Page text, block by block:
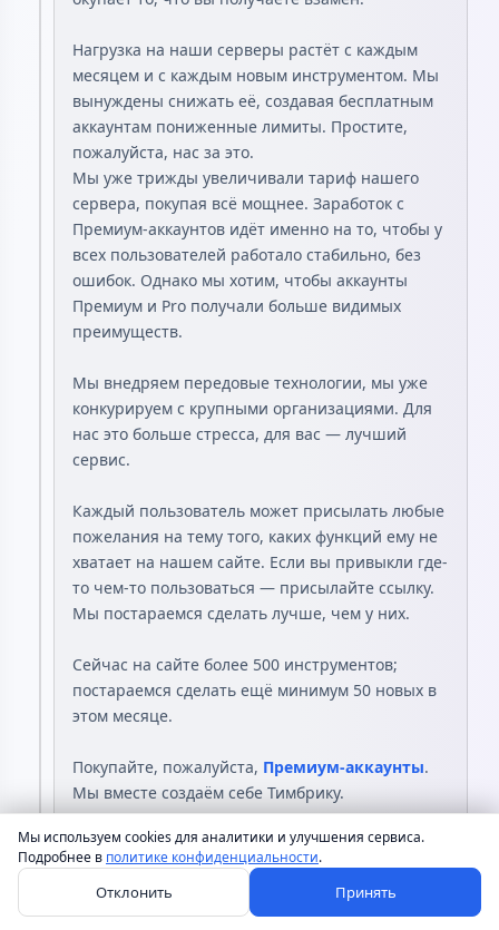
Нагрузка на наши серверы растёт с каждым
месяцем и с каждым новым инструментом. Мы
вынуждены снижать её, создавая бесплатным
аккаунтам пониженные лимиты. Простите,
пожалуйста, нас за это.
Мы уже трижды увеличивали тариф нашего
сервера, покупая всё мощнее. Заработок с
Премиум-аккаунтов идёт именно на то, чтобы у
всех пользователей работало стабильно, без
ошибок. Однако мы хотим, чтобы аккаунты
Премиум и Pro получали больше видимых
преимуществ.
Мы внедряем передовые технологии, мы уже
конкурируем с крупными организациями. Для
нас это больше стресса, для вас — лучший
сервис.
Каждый пользователь может присылать любые
пожелания на тему того, каких функций ему не
хватает на нашем сайте. Если вы привыкли где-
то чем-то пользоваться — присылайте ссылку.
Мы постараемся сделать лучше, чем у них.
Сейчас на сайте более 500 инструментов;
постараемся сделать ещё минимум 50 новых в
этом месяце.
Покупайте, пожалуйста, Премиум-аккаунты.
Мы вместе создаём себе Тимбрику.
А ещё нам нужны волонтёры. Если у вас есть
свободное время, любые идеи и желание
помогать людям — напишите, пожалуйста, на
vk.com/strange_cocktailили на почту
Мы используем cookies для аналитики и улучшения сервиса.
Подробнее в политике конфиденциальности.
Отклонить Принять